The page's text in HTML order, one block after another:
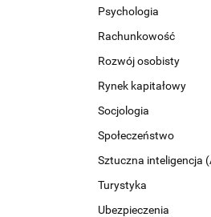
Psychologia
Rachunkowość
Rozwój osobisty
Rynek kapitałowy
Socjologia
Społeczeństwo
Sztuczna inteligencja
Turystyka
Ubezpieczenia